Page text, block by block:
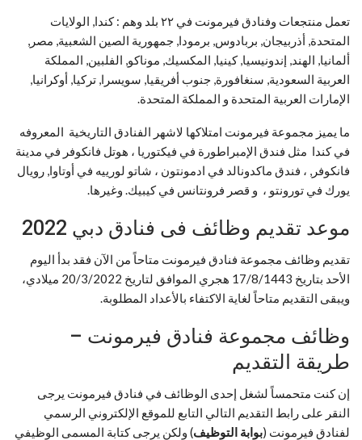
تعمل منتجعات وفنادق فيرمونت في ٢٢ بلد وهم : كندا, الولايات
المتحدة, أذربيجان, بربادوس, برمودا, جمهورية الصين الشعبية, مصر,
ألمانيا, الهند, إندونيسيا, كينيا, المكسيك, موناكو, الفلبين, المملكة
العربية السعودية, سنغافورة, جنوب أفريقيا, سويسرا, تركيا, أوكرانيا,
الإمارات العربية المتحدة و المملكة المتحدة.
ما يميز مجموعة فيرمونت امتلاكها لاشهر الفنادق التاريخية المعروفه
في كندا مثل فندق الإمبراطورة في فيكتوريا ، هوتل فانكوفر في مدينة
فانكوفر, ، فندق ماكدونالد في ادمونتون ، شاتو لورييه في أوتاوا, رويال
يورك في تورونتو ، و قصر فرونتانس في كيبيك. وغيرها.
موعد تقديم وظائف فى فنادق دبي 2022
تقديم وظائف مجموعة فنادق فيرمونت متاحاً من الآن فقد بدأ اليوم
الأحد بتاريخ 17/8/1443 هجري الموافق لتاريخ 20/3/2022 ميلادي،
ويبقى التقديم متاحاً لغاية الاكتفاء بالأعداد المطلوبة.
وظائف مجموعة فنادق فيرمونت –
طريقة التقديم
إن كنت متحمساً لشغل إحدى الوظائف في فنادق فيرمونت يرجى
النقر على رابط التقديم التالي التابع للموقع الإلكتروني الرسمي
لفنادق فيرمونت (بوابة التوظيف) ولكن يرجى كتابة المسمى الوظيفي